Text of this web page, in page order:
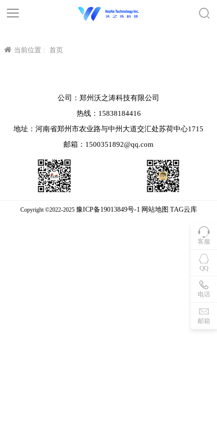
当前位置 : 首页
客服
QQ
电话
邮箱
公司：郑州沃之涛科技有限公司
热线：15838184416
地址：河南省郑州市农业路与中州大道交汇处苏荷中心1715
邮箱：1500351892@qq.com
Copyright ©2022-2025 豫ICP备19013849号-1 网站地图 TAG云库